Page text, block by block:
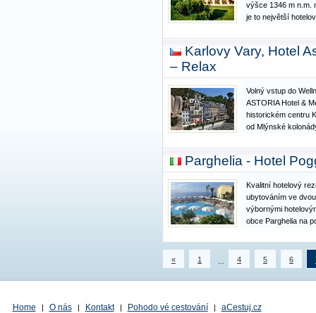
výšce 1346 m n.m.
je to největší
Wellness & Spa ve
odpočinek. Leží
Karlovy Vary, Hotel
– Relax
Volný vstup do
ASTORIA Hotel &
historickém centru
od Mlýnské
nabízí léčebné a
poznáním,
Parghelia - Hotel
Kvalitní hotelový
ubytováním ve
výbornými
obce Parghelia na
jedinečnou
zejména perlu
« 1 4 5 6
Home | O nás | Kontakt | Pohodo vé cestování |
aCestuj.cz